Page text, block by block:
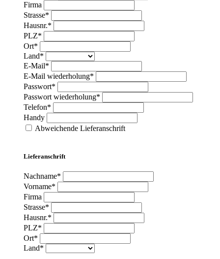
Firma
Strasse*
Hausnr.*
PLZ*
Ort*
Land*
E-Mail*
E-Mail wiederholung*
Passwort*
Passwort wiederholung*
Telefon*
Handy
Abweichende Lieferanschrift
Lieferanschrift
Nachname*
Vorname*
Firma
Strasse*
Hausnr.*
PLZ*
Ort*
Land*